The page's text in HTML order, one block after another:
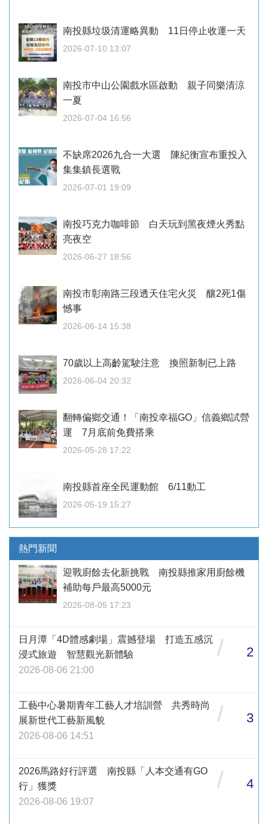
南投縣垃圾清運略異動 11日停止收運一天
2026-07-10 13:07
南投市中山公園戲水區啟動 親子同樂清涼
一夏
2026-07-04 16:56
不缺席2026九合一大選 陳紀衡宣布重投入
集集鎮長選戰
2026-07-01 19:09
南投巧克力咖啡節 白天玩到黑夜煙火秀點
亮夜空
2026-06-27 18:56
南投市彰南路三段透天住宅火災 釀2死1傷
憾事
2026-06-14 15:38
70歲以上高齡駕駛注意 換照新制已上路
2026-06-04 20:32
翻轉偏鄉交通！「南投幸福GO」信義鄉試營
運 7月底前免費搭乘
2026-05-28 17:22
南投縣首座全民運動館 6/11動工
2026-05-19 15:27
熱門新聞
迎戰廚餘去化新挑戰 南投縣推家用廚餘機
補助每戶最高5000元
2026-08-05 17:23
日月潭「4D體感劇場」震撼登場 打造五感沉
浸式旅遊 智慧觀光新體驗
2026-08-06 21:00
/ 2
工藝中心暑期青年工藝人才培訓營 共秀時尚
展新世代工藝新風貌
2026-08-06 14:51
/ 3
2026馬路好行評選 南投縣「人本交通有GO
行」獲獎
2026-08-06 19:07
/ 4